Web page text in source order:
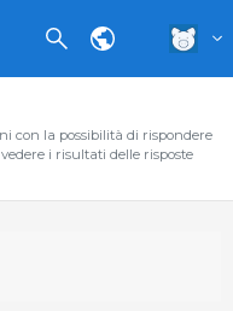
con la possibilità di rispondere
i risultati delle risposte